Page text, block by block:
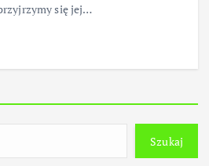
się jej…
Szukaj